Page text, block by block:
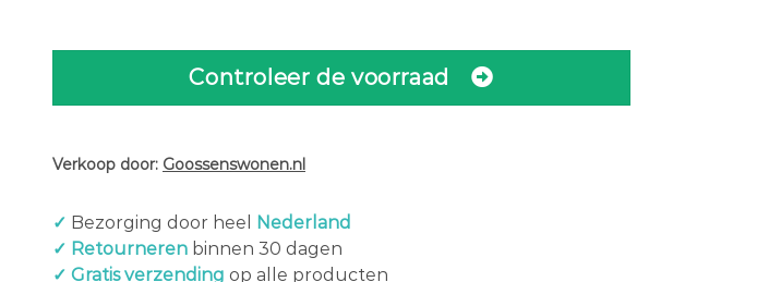
Controleer de voorraad
Verkoop door: Goossenswonen.nl
✓ Bezorging door heel
Nederland
✓ Retourneren binnen 30 dagen
✓ Gratis verzending op alle producten